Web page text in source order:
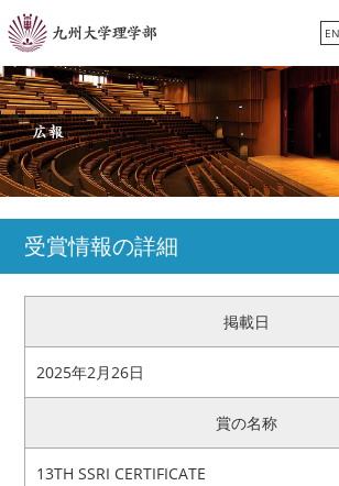
受験生の方 卒業生/一般の方
保護者の方 教職員の方
理学部案内
学科・専攻
教育・学生生活
国際交流・留学
広報
受賞情報の詳細
掲載日
2025年2月26日
賞の名称
13TH SSRI CERTIFICATE